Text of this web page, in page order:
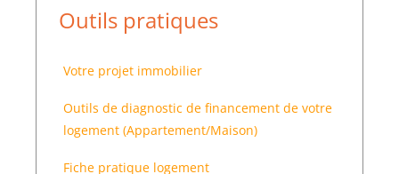
Outils pratiques
Votre projet immobilier
Outils de diagnostic de financement de votre
logement (Appartement/Maison)
Fiche pratique logement